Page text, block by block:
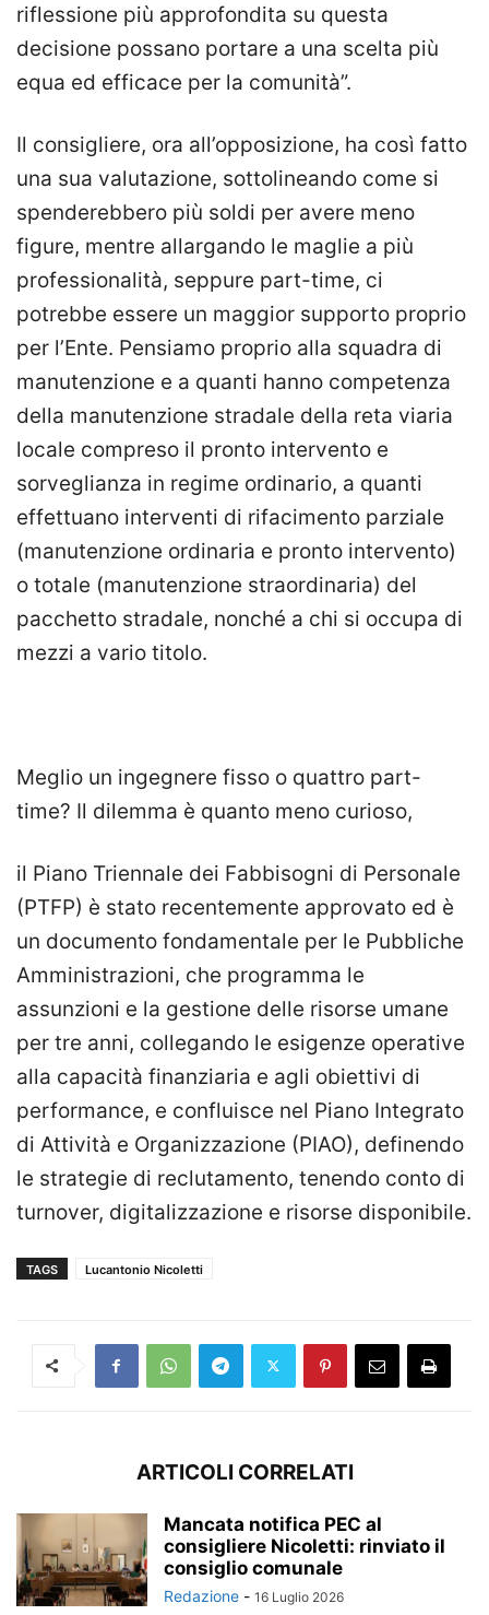
riflessione più approfondita su questa
decisione possano portare a una scelta più
equa ed efficace per la comunità”.
Il consigliere, ora all’opposizione, ha così fatto
una sua valutazione, sottolineando come si
spenderebbero più soldi per avere meno
figure, mentre allargando le maglie a più
professionalità, seppure part-time, ci
potrebbe essere un maggior supporto proprio
per l’Ente. Pensiamo proprio alla squadra di
manutenzione e a quanti hanno competenza
della manutenzione stradale della reta viaria
locale compreso il pronto intervento e
sorveglianza in regime ordinario, a quanti
effettuano interventi di rifacimento parziale
(manutenzione ordinaria e pronto intervento)
o totale (manutenzione straordinaria) del
pacchetto stradale, nonché a chi si occupa di
mezzi a vario titolo.
Meglio un ingegnere fisso o quattro part-
time? Il dilemma è quanto meno curioso,
il Piano Triennale dei Fabbisogni di Personale
(PTFP) è stato recentemente approvato ed è
un documento fondamentale per le Pubbliche
Amministrazioni, che programma le
assunzioni e la gestione delle risorse umane
per tre anni, collegando le esigenze operative
alla capacità finanziaria e agli obiettivi di
performance, e confluisce nel Piano Integrato
di Attività e Organizzazione (PIAO), definendo
le strategie di reclutamento, tenendo conto di
turnover, digitalizzazione e risorse disponibile.
TAGS Lucantonio Nicoletti
ARTICOLI CORRELATI
Mancata notifica PEC al
consigliere Nicoletti: rinviato il
consiglio comunale
Redazione - 16 Luglio 2026